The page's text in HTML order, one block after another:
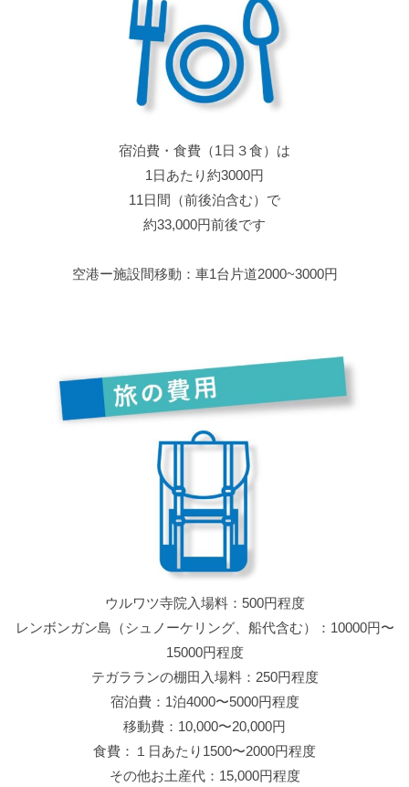
宿泊費・食費（1日３食）は
1日あたり約3000円
11日間（前後泊含む）で
約33,000円前後です
空港ー施設間移動：車1台片道2000~3000円
ウルワツ寺院入場料：500円程度
レンボンガン島（シュノーケリング、船代含む）：10000円〜
15000円程度
テガラランの棚田入場料：250円程度
宿泊費：1泊4000〜5000円程度
移動費：10,000〜20,000円
食費：１日あたり1500〜2000円程度
その他お土産代：15,000円程度